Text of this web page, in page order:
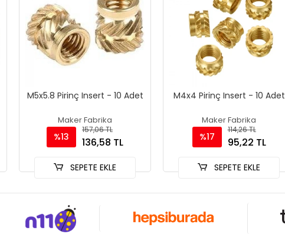
M5x5.8 Pirinç Insert - 10 Adet
Maker Fabrika
%13
157,06 TL
136,58 TL
SEPETE EKLE
M4x4 Pirinç Insert - 10 Adet
Maker Fabrika
%17
114,26 TL
95,22 TL
SEPETE EKLE